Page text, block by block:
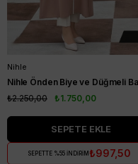
Nihle
₺1.750,00
₺2.250,00
SEPETE EKLE
SEPETTE %55 İNDİRİM ₺997,50